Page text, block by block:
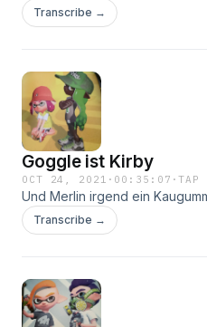
Transcribe →
Goggle ist Kirby
OCT 24, 2021 · 00:35:07 ·TAP
Und Merlin irgend ein
Transcribe →